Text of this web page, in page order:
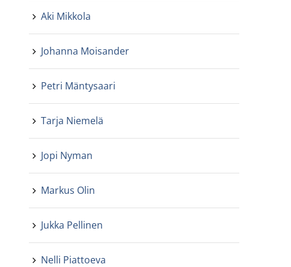
Aki Mikkola
Johanna Moisander
Petri Mäntysaari
Tarja Niemelä
Jopi Nyman
Markus Olin
Jukka Pellinen
Nelli Piattoeva